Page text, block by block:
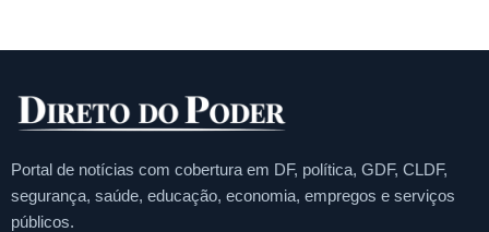
Portal de notícias com cobertura em DF, política, GDF, CLDF,
segurança, saúde, educação, economia, empregos e serviços
públicos.